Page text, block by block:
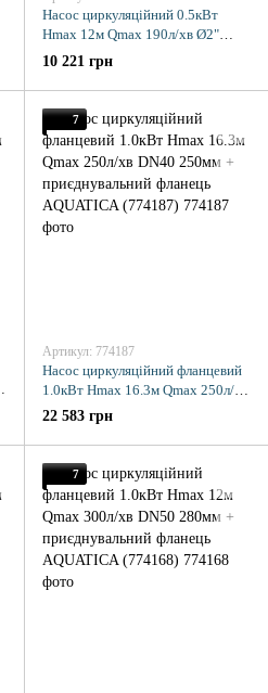
Насос циркуляційний 0.5кВт
Hmax 12м Qmax 190л/хв Ø2"
220мм + гайки Ø1¼" AQUATICA
(774163)
10 221 грн
7
Артикул: 774187
Насос циркуляційний фланцевий
1.0кВт Hmax 16.3м Qmax 250л/хв
DN40 250мм + приєднувальний
фланець AQUATICA (774187)
22 583 грн
7